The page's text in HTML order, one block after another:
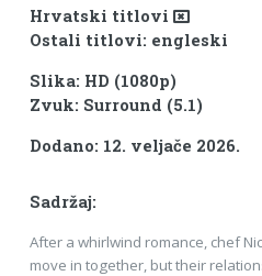
Hrvatski titlovi
Ostali titlovi: engleski
Slika: HD (1080p)
Zvuk: Surround (5.1)
Dodano: 12. veljače 2026.
Sadržaj:
After a whirlwind romance, chef
move in together, but their